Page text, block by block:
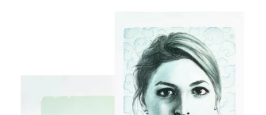
společná výstava v Amembergu v Německu